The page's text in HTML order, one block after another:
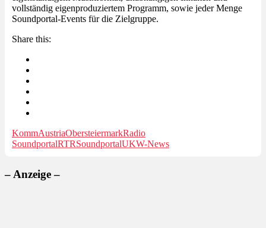
vollständig eigenproduziertem Programm, sowie jeder Menge
Soundportal-Events für die Zielgruppe.
Share this:
KommAustriaObersteiermarkRadio
SoundportalRTRSoundportalUKW-News
– Anzeige –